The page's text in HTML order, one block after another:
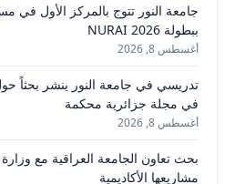
جامعة النور تتوج بالمركز الأول في
ببطولة NURAI 2026
أغسطس 8, 2026
تدريسي في جامعة النور ينشر بحثاً
في مجلة جزائرية محكمة
أغسطس 8, 2026
بحث تعاون الجامعة العراقية مع
مشاريعها الأكاديمية